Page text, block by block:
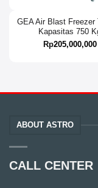
GEA Air Blast Freezer
Kapasitas 750
Rp205,000,000
ABOUT ASTRO
CALL CENTER